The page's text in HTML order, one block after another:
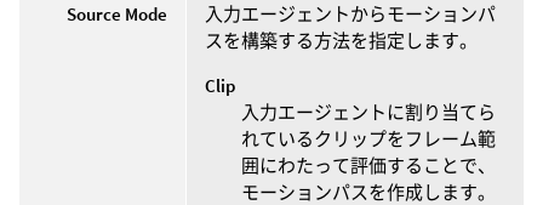
Source Mode
入力エージェントからモーションパ
スを構築する方法を指定します。
Clip
入力エージェントに割り当てら
れているクリップをフレーム範
囲にわたって評価することで、
モーションパスを作成します。